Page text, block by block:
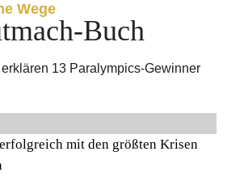
Wege
Buch
erklären 13 Paralympics-Gewinner
mit den größten Krisen